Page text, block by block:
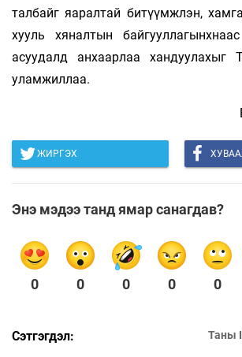
талбайг яаралтай битүүмжлэн,
хууль хяналтын
асуудалд анхаарлаа хандуулахыг
уламжиллаа.
ЖИРГЭХ
Энэ мэдээ танд ямар санагдав?
0 0 0 0 0
Сэтгэгдэл: Таны